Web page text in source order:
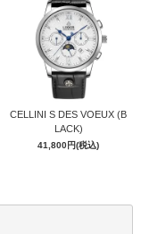
CELLINI S DES VOEUX (B
LACK)
41,800円(税込)